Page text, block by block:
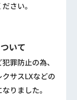
さい。
いて
罪防止の為、
サスLXなどの
りました。